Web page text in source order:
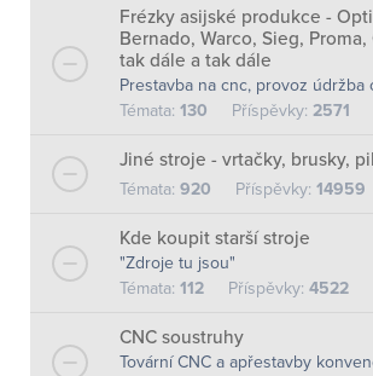
Frézky asijské produkce -
Bernado, Warco, Sieg,
tak dále a tak dále
Prestavba na cnc, provoz údržba
Témata: 130 Příspěvky: 2571
Jiné stroje - vrtačky, brusky,
Témata: 920 Příspěvky: 14959
Kde koupit starší stroje
"Zdroje tu jsou"
Témata: 112 Příspěvky: 4522
CNC soustruhy
Tovární CNC a apřestavby